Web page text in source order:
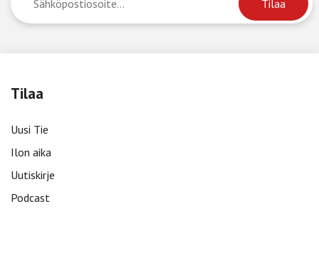
Tilaa
Uusi Tie
Ilon aika
Uutiskirje
Podcast